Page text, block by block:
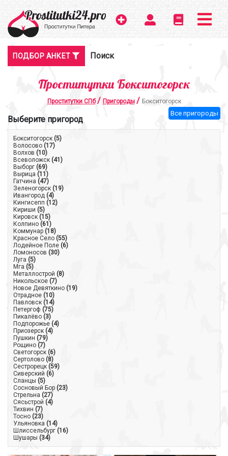
Поиск
ПОДБОР АНКЕТ
Проститутки Бокситогорск
Проститутки СПб / Пригороды / Бокситогорск
Все пригороды
Выберите пригород
Бокситогорск (5)
Волосово (17)
Волхов (10)
Всеволожск (41)
Выборг (69)
Вырица (11)
Гатчина (47)
Зеленогорск (19)
Ивангород (4)
Кингисепп (12)
Кириши (5)
Кировск (15)
Колпино (61)
Коммунар (18)
Красное Село (55)
Лодейное Поле (6)
Ломоносов (30)
Луга (5)
Мга (5)
Металлострой (8)
Никольское (7)
Новое Девяткино (19)
Отрадное (10)
Павловск (14)
Петергоф (75)
Пикалёво (3)
Подпорожье (4)
Приозерск (4)
Пушкин (79)
Рощино (7)
Светогорск (6)
Сертолово (8)
Сестрорецк (59)
Сиверский (6)
Сланцы (5)
Сосновый Бор (23)
Стрельна (27)
Сясьстрой (4)
Тихвин (7)
Тосно (23)
Ульяновка (14)
Шлиссельбург (16)
Шушары (34)